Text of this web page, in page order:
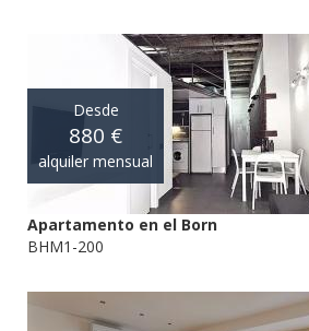
Desde
880 €
alquiler mensual
Apartamento en el Born
BHM1-200